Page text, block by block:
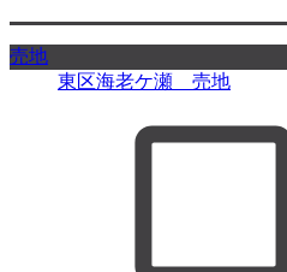
売地
東区海老ケ瀬 売地